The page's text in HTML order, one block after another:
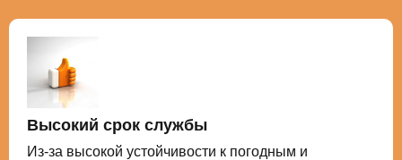
Высокий срок службы
Из-за высокой устойчивости к погодным и